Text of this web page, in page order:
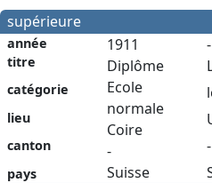
supérieure
année
titre
catégorie
lieu
canton
pays
1911
Diplôme
Ecole
normale
Coire
-
Suisse
-
-